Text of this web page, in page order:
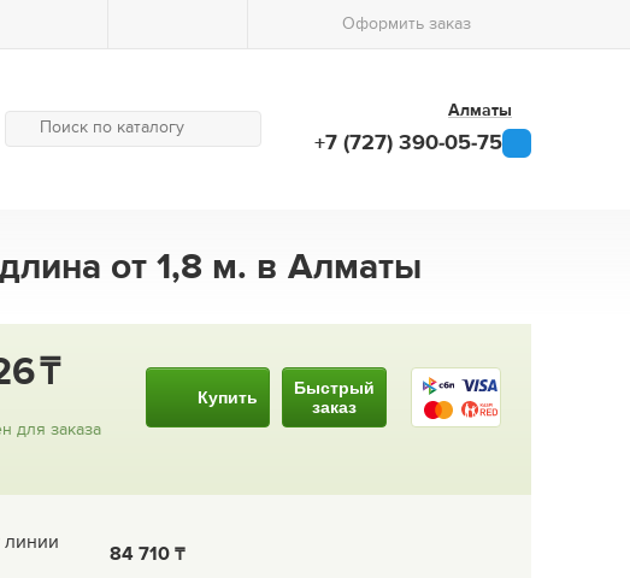
Оформить заказ
Алматы
+7 (727) 390-05-75
от 1,8 м. в Алматы
для заказа
Купить
Быстрый
заказ
линии
84 710